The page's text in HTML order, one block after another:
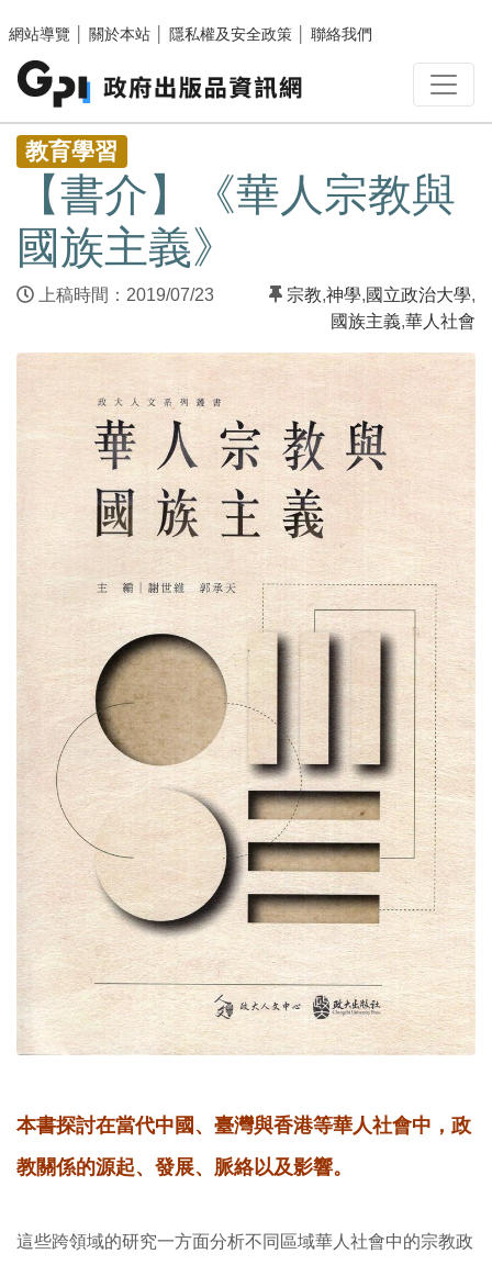
網站導覽
關於本站 隱私權及安全政策 聯絡我們
:::
教育學習
【書介】《華人宗教與
國族主義》
上稿時間：2019/07/23 宗教,神學,國立政治大學,
國族主義,華人社會
本書探討在當代中國、臺灣與香港等華人社會中，政
教關係的源起、發展、脈絡以及影響。
這些跨領域的研究一方面分析不同區域華人社會中的宗教政